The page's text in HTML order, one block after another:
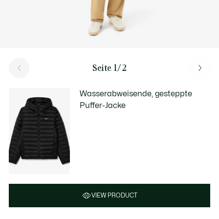
Seite 1/2
Wasserabweisende, gesteppte
Puffer-Jacke
VIEW PRODUCT